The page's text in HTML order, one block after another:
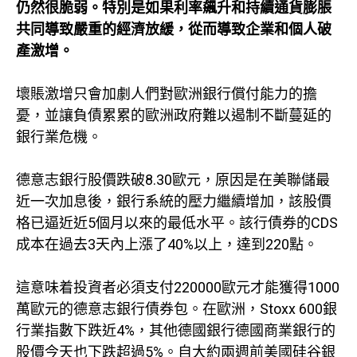
仍然很脆弱。特別是如果利率飆升和持續通貨膨脹
共同導致嚴重的經濟放緩，從而導致企業和個人破
產激增。
壞賬激增只會加劇人們對歐洲銀行償付能力的擔
憂，並讓負債累累的歐洲政府難以遏制不斷蔓延的
銀行業危機。
德意志銀行股價跌破8.30歐元，原因是在美聯儲最
近一次加息後，銀行系統的壓力繼續增加，該股價
格已逼近近5個月以來的最低水平。該行債券的CDS
成本在過去3天內上漲了40%以上，達到220點。
這意味着投資者必須支付220000歐元才能獲得1000
萬歐元的德意志銀行債券包。在歐洲，Stoxx 600銀
行業指數下跌近4%，其他德國銀行德國商業銀行的
股價今天也下跌超過5%。自大約兩週前美國硅谷銀